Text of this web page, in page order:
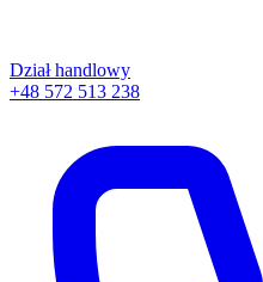
Dział handlowy
+48 572 513 238